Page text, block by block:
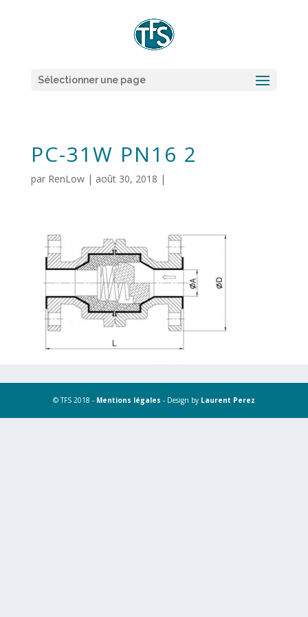
Sélectionner une page
PC-31W PN16 2
par RenLow| août 30, 2018 |
© TFS 2018 - Mentions légales - Design by Laurent Perez